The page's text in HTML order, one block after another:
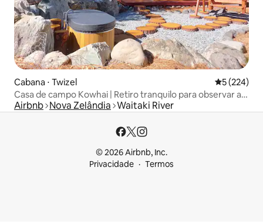
Cabana ⋅ Twizel 5 de uma
5 (224)
Casa de campo Kowhai | Retiro tranquilo para observar as
estrelas
Airbnb Nova Zelândia Waitaki River
© 2026 Airbnb, Inc.
Privacidade
Termos